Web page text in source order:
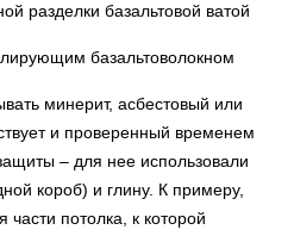
разделки базальтовой ватой
базальтоволокном
минерит, асбестовый или
и проверенный временем
– для нее использовали
короб) и глину. К примеру,
части потолка, к которой